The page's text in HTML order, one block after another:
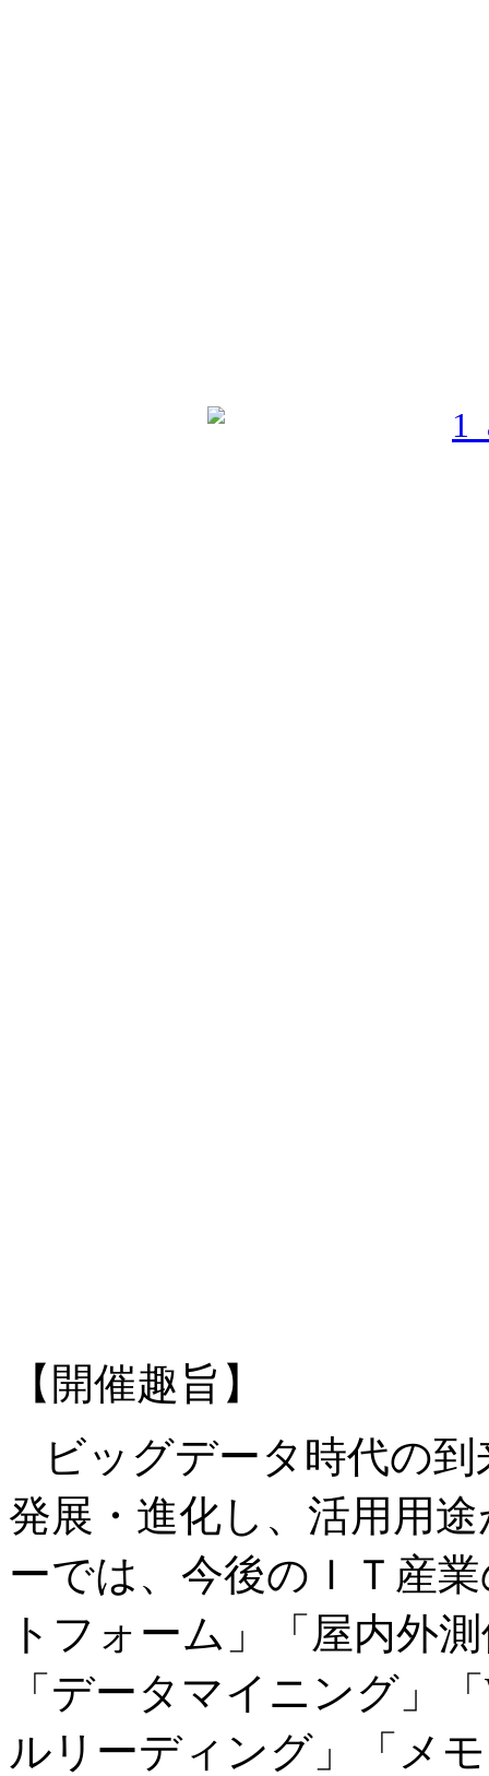
【開催趣旨】
ビッグデータ時代の
発展・進化し、活用用
ーでは、今後のＩＴ産
トフォーム」「屋内外
「データマイニング」
ルリーディング」「メ